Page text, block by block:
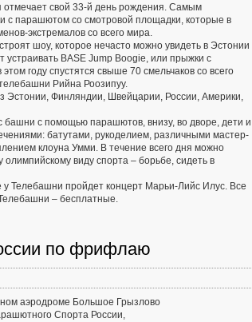
свой 33-й день рождения. Самым
с парашютом со смотровой площадки, которые в
экстремалов со всего мира.
шоу, которое нечасто можно увидеть в Эстонии
устраивать BASE Jump Boogie, или прыжки с
году спустятся свыше 70 смельчаков со всего
Рийна Роозипуу.
Финляндии, Швейцарии, России, Америки,
башни с помощью парашютов, внизу, во дворе, дети и
батутами, рукоделием, различными мастер-
клоуна Умми. В течение всего дня можно
виду спорта – борьбе, сидеть в
у Телебашни пройдет концерт Марьи-Лийс Илус. Все
– бесплатные.
по фрифлаю
аэродроме Большое Грызлово
Спорта России,